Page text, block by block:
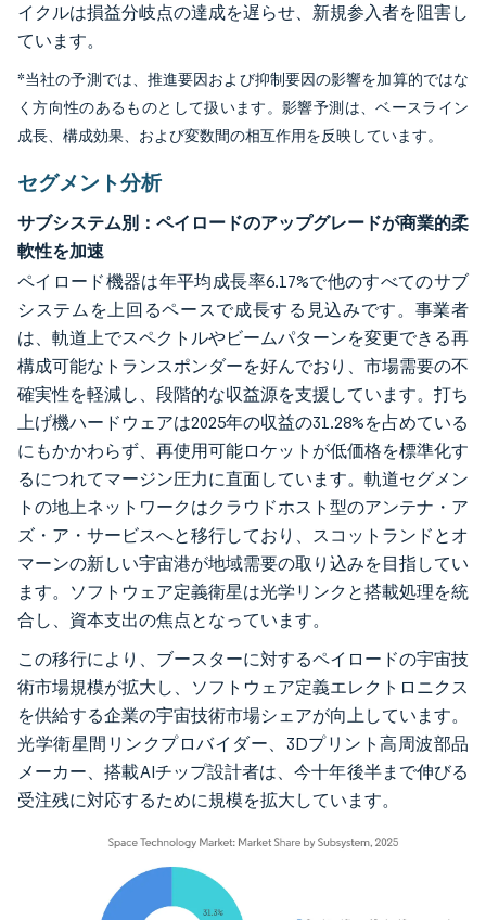
イクルは損益分岐点の達成を遅らせ、新規参入者を阻害し
ています。
*当社の予測では、推進要因および抑制要因の影響を加算的ではな
く方向性のあるものとして扱います。影響予測は、ベースライン
成長、構成効果、および変数間の相互作用を反映しています。
セグメント分析
サブシステム別：ペイロードのアップグレードが商業的柔
軟性を加速
ペイロード機器は年平均成長率6.17%で他のすべてのサブ
システムを上回るペースで成長する見込みです。事業者
は、軌道上でスペクトルやビームパターンを変更できる再
構成可能なトランスポンダーを好んでおり、市場需要の不
確実性を軽減し、段階的な収益源を支援しています。打ち
上げ機ハードウェアは2025年の収益の31.28%を占めている
にもかかわらず、再使用可能ロケットが低価格を標準化す
るにつれてマージン圧力に直面しています。軌道セグメン
トの地上ネットワークはクラウドホスト型のアンテナ・ア
ズ・ア・サービスへと移行しており、スコットランドとオ
マーンの新しい宇宙港が地域需要の取り込みを目指してい
ます。ソフトウェア定義衛星は光学リンクと搭載処理を統
合し、資本支出の焦点となっています。
この移行により、ブースターに対するペイロードの宇宙技
術市場規模が拡大し、ソフトウェア定義エレクトロニクス
を供給する企業の宇宙技術市場シェアが向上しています。
光学衛星間リンクプロバイダー、3Dプリント高周波部品
メーカー、搭載AIチップ設計者は、今十年後半まで伸びる
受注残に対応するために規模を拡大しています。